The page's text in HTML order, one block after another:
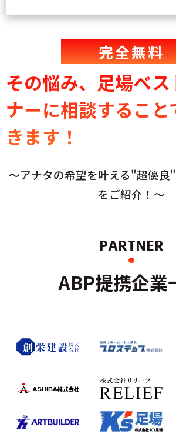
完全無料
その悩み、足場ベス
ナーに相談すること
きます！
〜アナタの希望を叶える"超優良
をご紹介！〜
PARTNER
ABP提携企業